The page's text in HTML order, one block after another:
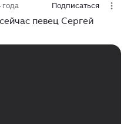
цвет. Именно этот
проживали предки
года Подписаться
певец Сергей